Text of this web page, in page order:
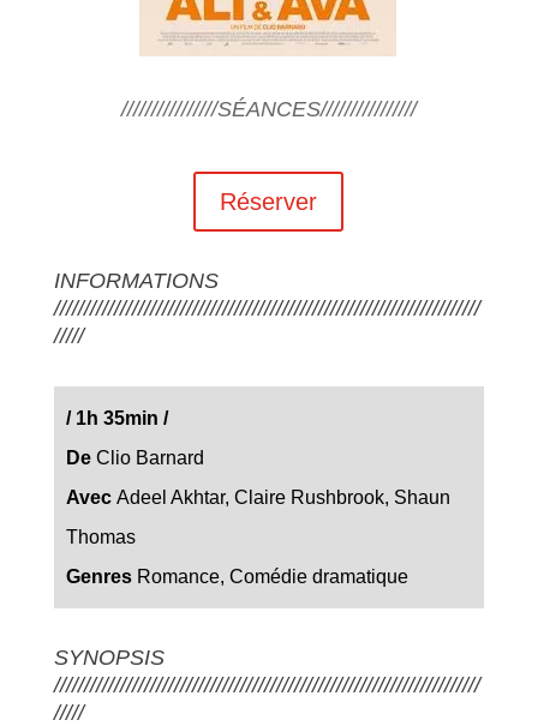
////////////////SÉANCES////////////////
Réserver
INFORMATIONS
///////////////////////////////////////////////////////////////////////
/////
/1h 35min /
DeClio Barnard
Avec Adeel Akhtar, Claire Rushbrook, Shaun
Thomas
GenresRomance, Comédie dramatique
SYNOPSIS
///////////////////////////////////////////////////////////////////////
/////